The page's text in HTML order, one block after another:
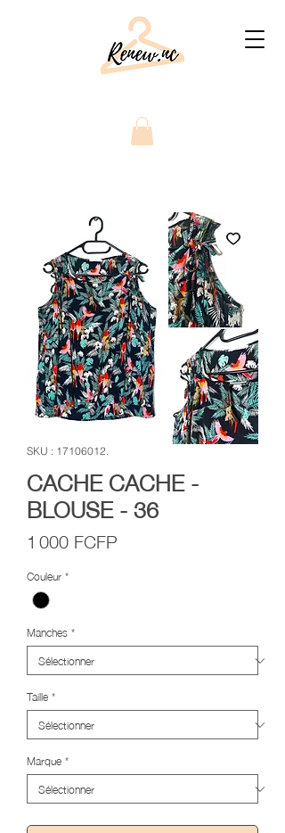
SKU : 17106012.
CACHE CACHE -
BLOUSE - 36
1 000 FCFP
Couleur*
Manches*
Taille*
Marque*